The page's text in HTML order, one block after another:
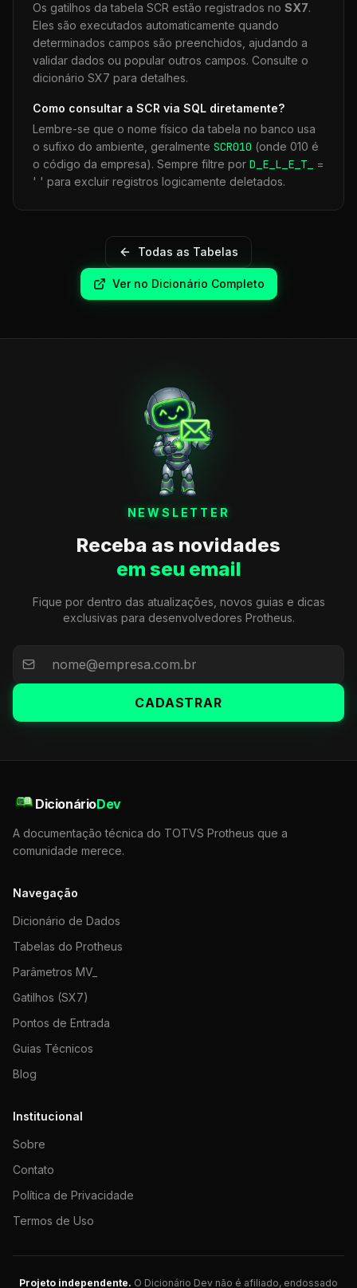
Os gatilhos da tabela SCR estão registrados no SX7.
Eles são executados automaticamente quando
determinados campos são preenchidos, ajudando a
validar dados ou popular outros campos. Consulte o
dicionário SX7 para detalhes.
Como consultar a SCR via SQL diretamente?
Lembre-se que o nome físico da tabela no banco usa
o sufixo do ambiente, geralmente SCR010 (onde 010 é
o código da empresa). Sempre filtre por D_E_L_E_T_
=
' ' para excluir registros logicamente deletados.
Todas as Tabelas
Ver no Dicionário Completo
NEWSLETTER
Receba as novidades
em seu email
Fique por dentro das atualizações, novos guias e dicas
exclusivas para desenvolvedores Protheus.
CADASTRAR
DicionárioDev
A documentação técnica do TOTVS Protheus que a
comunidade merece.
Navegação
Dicionário de Dados
Tabelas do Protheus
Parâmetros MV_
Gatilhos (SX7)
Pontos de Entrada
Guias Técnicos
Blog
Institucional
Sobre
Contato
Política de Privacidade
Termos de Uso
Projeto independente. O Dicionário Dev não é afiliado, endossado